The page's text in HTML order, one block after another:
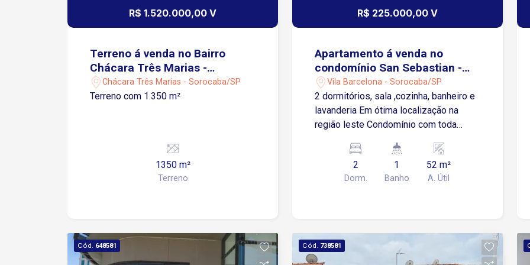
descobertos; Condomínio Oferece
Beach tênis, Play ground, Academia,
Pista de caminhada, Lago;
e venha conhecer este excelente
R$ 1.520.000,00 V
Terreno á venda no Bairro
Chácara Três Marias -
Sorocaba/SP
Chácara Três Marias - Sorocaba/SP
Terreno com 1.350 m²
1350 m²
Terreno
R$ 225.000,00 V
Apartamento á venda no
condomínio San Sebastian -
Sorocaba/SP
Vila Barcelona - Sorocaba/SP
2 dormitórios, sala ,cozinha, banheiro e
lavanderia Em ótima localização na
região leste Condomínio com toda
2
Dorm.
1
Banho
52 m²
A. Útil
Cód. 648581 Cód. 738581